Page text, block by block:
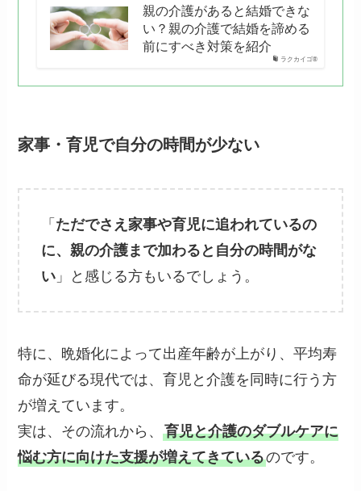
ラクカイゴ®
親の介護があると結婚できな
い？親の介護で結婚を諦める
前にすべき対策を紹介
家事・育児で自分の時間が少ない
「 ただでさえ家事や育児に追われているの
に、親の介護まで加わると自分の時間がな
い 」と感じる方もいるでしょう。
特に、晩婚化によって出産年齢が上がり、平均寿
命が延びる現代では、育児と介護を同時に行う方
が増えています。
実は、その流れから、育児と介護のダブルケアに
悩む方に向けた支援が増えてきているのです。